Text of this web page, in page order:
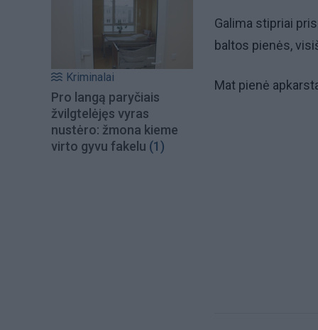
Kriminalai
Pro langą paryčiais
žvilgtelėjęs vyras
nustėro: žmona kieme
virto gyvu fakelu (1)
Galima stipriai
baltos pienės,
Mat pienė